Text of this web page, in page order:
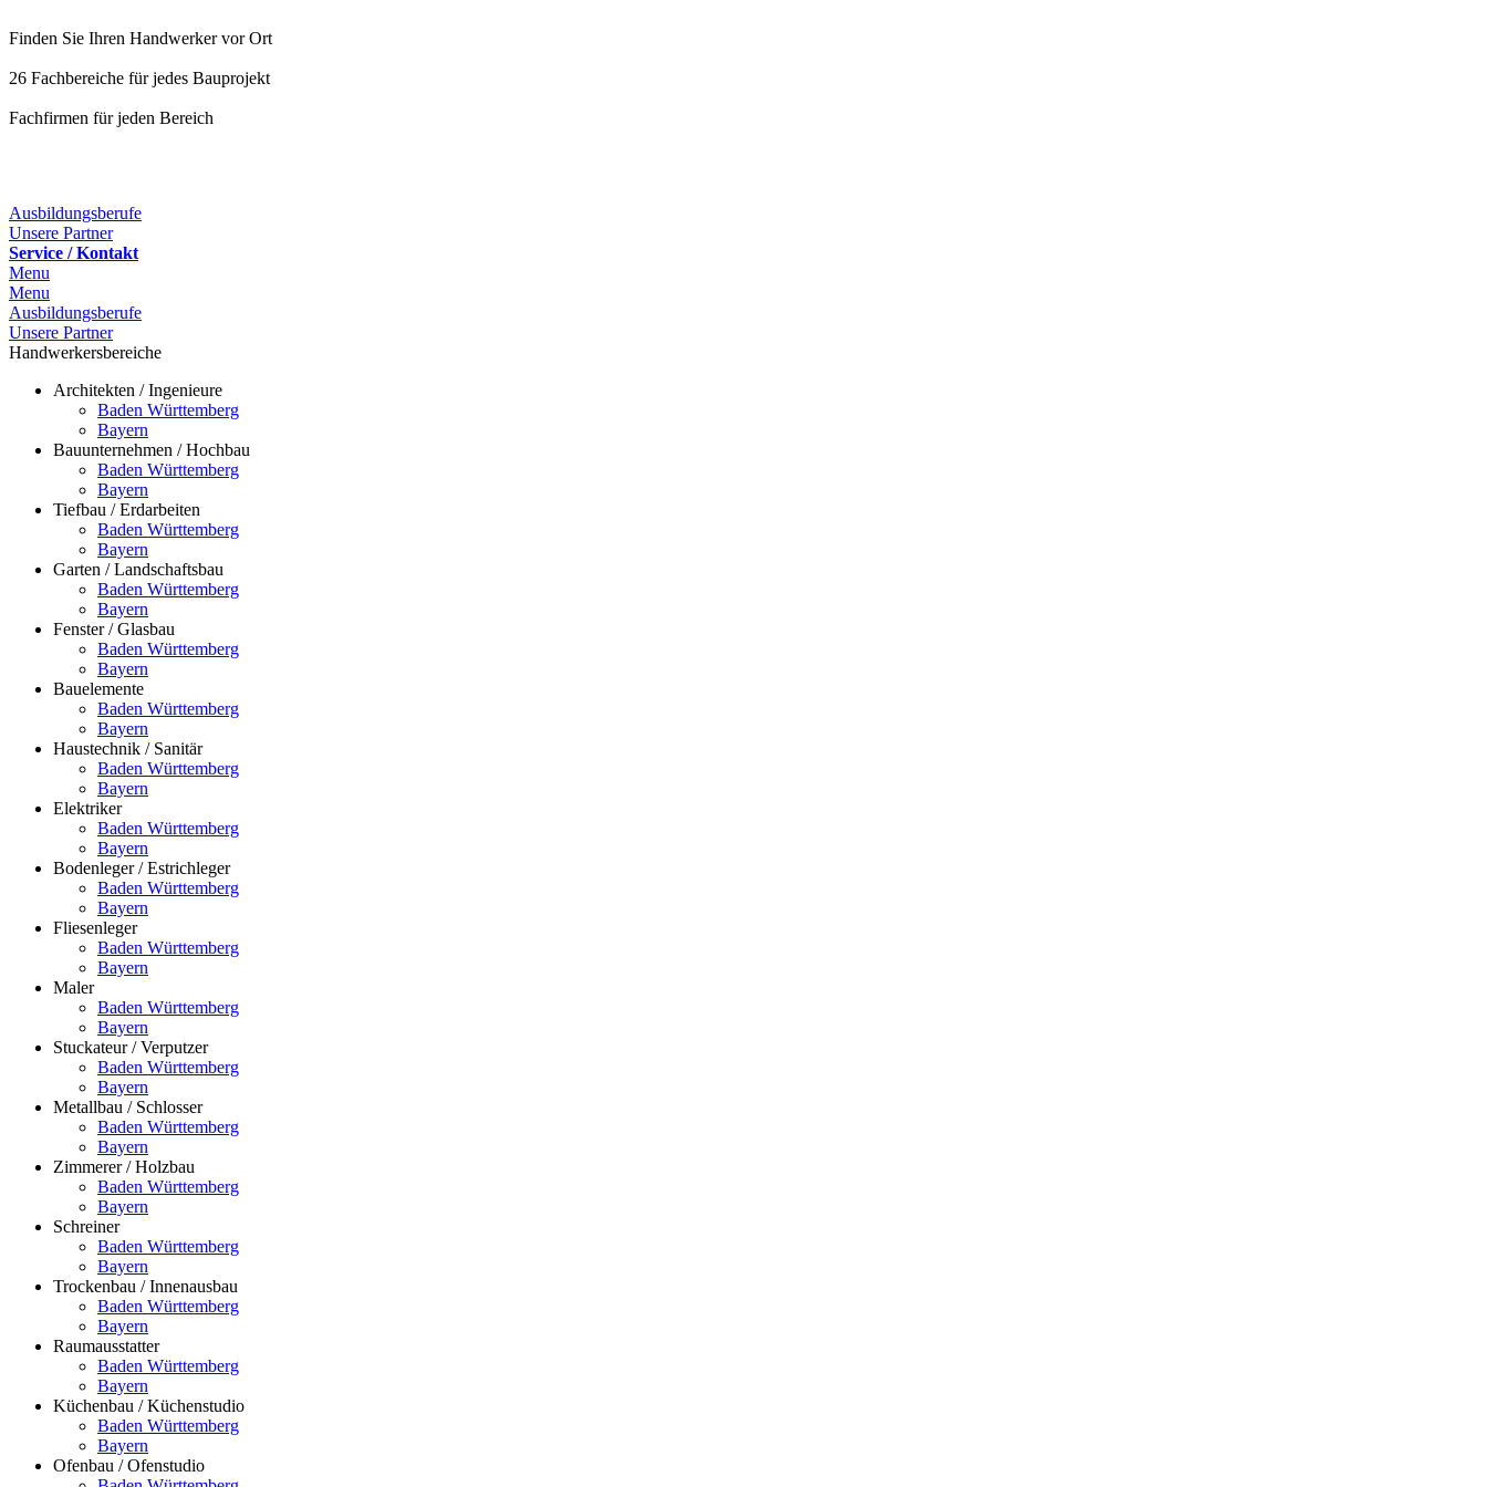
Finden Sie Ihren Handwerker vor Ort
26 Fachbereiche für jedes Bauprojekt
Fachfirmen für jeden Bereich
Ausbildungsberufe
Unsere Partner
Service / Kontakt
Menu
Menu
Ausbildungsberufe
Unsere Partner
Handwerkersbereiche
Architekten / Ingenieure
Baden Württemberg
Bayern
Bauunternehmen / Hochbau
Baden Württemberg
Bayern
Tiefbau / Erdarbeiten
Baden Württemberg
Bayern
Garten / Landschaftsbau
Baden Württemberg
Bayern
Fenster / Glasbau
Baden Württemberg
Bayern
Bauelemente
Baden Württemberg
Bayern
Haustechnik / Sanitär
Baden Württemberg
Bayern
Elektriker
Baden Württemberg
Bayern
Bodenleger / Estrichleger
Baden Württemberg
Bayern
Fliesenleger
Baden Württemberg
Bayern
Maler
Baden Württemberg
Bayern
Stuckateur / Verputzer
Baden Württemberg
Bayern
Metallbau / Schlosser
Baden Württemberg
Bayern
Zimmerer / Holzbau
Baden Württemberg
Bayern
Schreiner
Baden Württemberg
Bayern
Trockenbau / Innenausbau
Baden Württemberg
Bayern
Raumausstatter
Baden Württemberg
Bayern
Küchenbau / Küchenstudio
Baden Württemberg
Bayern
Ofenbau / Ofenstudio